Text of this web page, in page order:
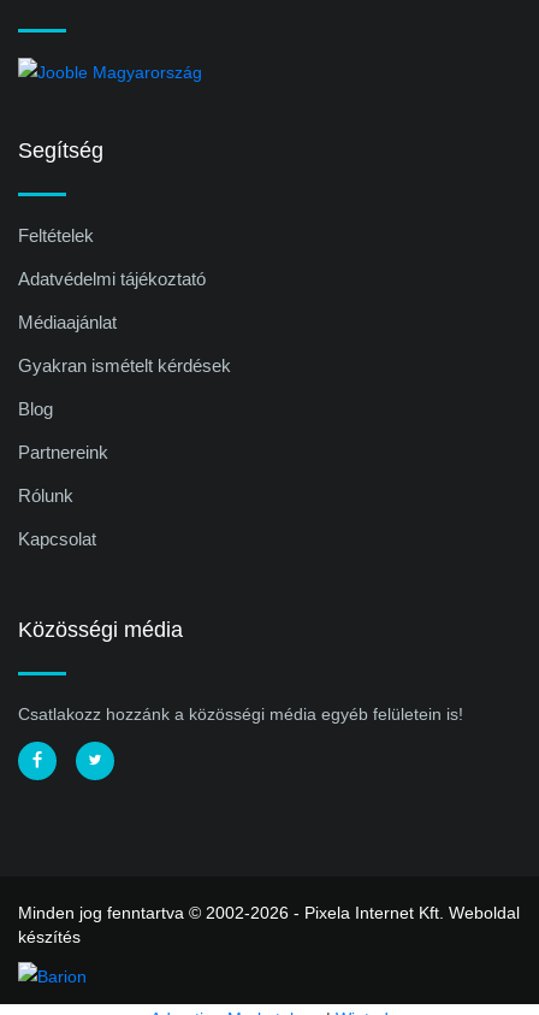
Segítség
Feltételek
Adatvédelmi tájékoztató
Médiaajánlat
Gyakran ismételt kérdések
Blog
Partnereink
Rólunk
Kapcsolat
Közösségi média
Csatlakozz hozzánk a közösségi média egyéb felületein is!
Minden jog fenntartva © 2002-2026 - Pixela Internet Kft. Weboldal
készítés